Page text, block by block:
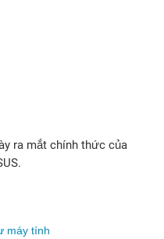
ra mắt chính thức của
máy tính